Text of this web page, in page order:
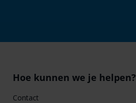
Hoe kunnen we je helpen?
Contact